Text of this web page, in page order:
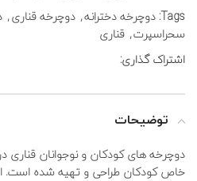
Tags: دوچرخه دخترانه, دوچرخه قناری,
سحراسپرت, قناری
اشتراک گذاری:
توضیحات
دوچرخه ھای کودکان و نوجوانان قناری
خاص کودکان طراحی و تھیه شده است.